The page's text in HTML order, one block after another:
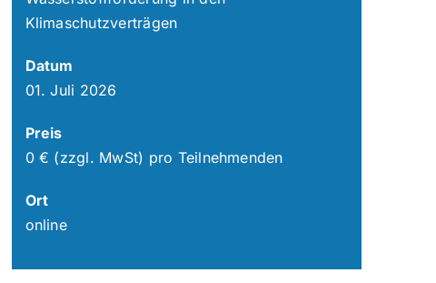
Klimaschutzverträgen
Datum
01. Juli 2026
Preis
0 € (zzgl. MwSt) pro Teilnehmenden
Ort
online